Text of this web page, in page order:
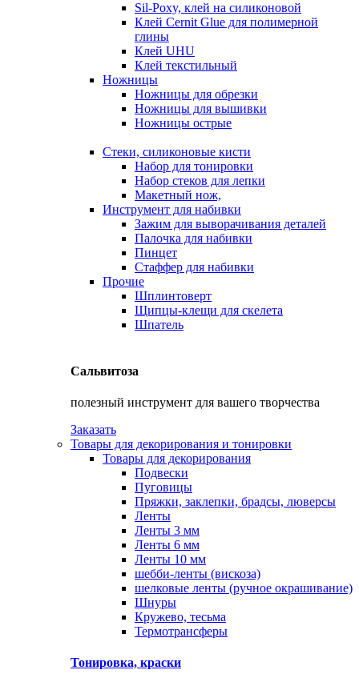
Sil-Poxy, клей на силиконовой
Клей Cernit Glue для полимерной
глины
Клей UHU
Клей текстильный
Ножницы
Ножницы для обрезки
Ножницы для вышивки
Ножницы острые
Стеки, силиконовые кисти
Набор для тонировки
Набор стеков для лепки
Макетный нож,
Инструмент для набивки
Зажим для выворачивания деталей
Палочка для набивки
Пинцет
Стаффер для набивки
Прочие
Шплинтоверт
Щипцы-клещи для скелета
Шпатель
Сальвитоза
полезный инструмент для вашего творчества
Заказать
Товары для декорирования и тонировки
Товары для декорирования
Подвески
Пуговицы
Пряжки, заклепки, брадсы, люверсы
Ленты
Ленты 3 мм
Ленты 6 мм
Ленты 10 мм
шебби-ленты (вискоза)
шелковые ленты (ручное окрашивание)
Шнуры
Кружево, тесьма
Термотрансферы
Тонировка, краски